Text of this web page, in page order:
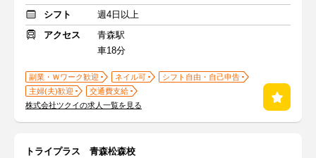
シフト
週4日以上
アクセス
青森駅
車18分
副業・Ｗワーク歓迎 ネイル可
シフト自由・自己申告
主婦(夫)歓迎
交通費支給
株式会社ツクイの求人一覧を見る
トライプラス 青森松森校